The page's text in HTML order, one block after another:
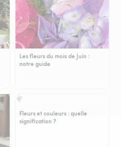
Les fleurs du mois de Juin :
notre guide
Fleurs et couleurs : quelle
signification ?